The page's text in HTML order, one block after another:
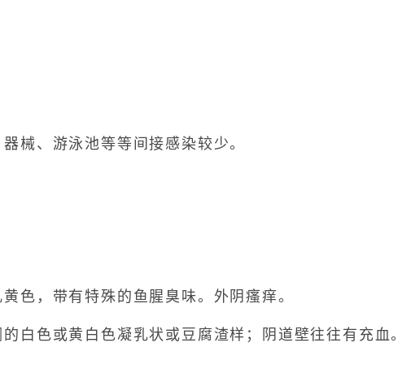
、游泳池等等间接感染较少。
，带有特殊的鱼腥臭味。外阴瘙痒。
色或黄白色凝乳状或豆腐渣样；阴道壁往往有充血